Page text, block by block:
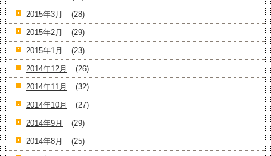
2015年3月
(28)
2015年2月
(29)
2015年1月
(23)
2014年12月
(26)
2014年11月
(32)
2014年10月
(27)
2014年9月
(29)
2014年8月
(25)